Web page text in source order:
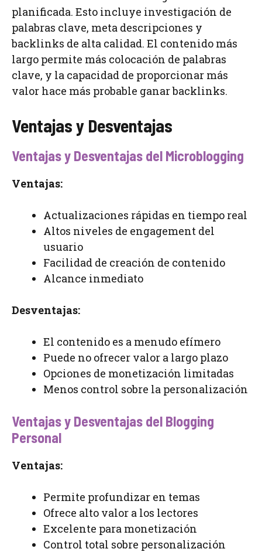
planificada. Esto incluye investigación de
palabras clave, meta descripciones y
backlinks de alta calidad. El contenido más
largo permite más colocación de palabras
clave, y la capacidad de proporcionar más
valor hace más probable ganar backlinks.
Ventajas y Desventajas
Ventajas y Desventajas del Microblogging
Ventajas:
Actualizaciones rápidas en tiempo real
Altos niveles de engagement del
usuario
Facilidad de creación de contenido
Alcance inmediato
Desventajas:
El contenido es a menudo efímero
Puede no ofrecer valor a largo plazo
Opciones de monetización limitadas
Menos control sobre la personalización
Ventajas y Desventajas del Blogging
Personal
Ventajas:
Permite profundizar en temas
Ofrece alto valor a los lectores
Excelente para monetización
Control total sobre personalización